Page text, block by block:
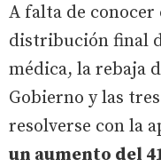
A falta de conocer
distribución final
médica, la rebaja
Gobierno y las
resolverse con la
un aumento del